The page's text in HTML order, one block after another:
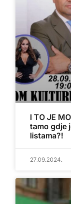
I TO JE
tamo gdje
listama?!
27.09.2024.